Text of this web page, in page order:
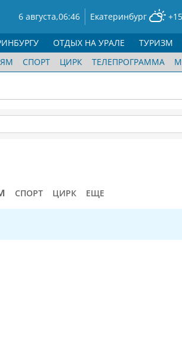
6 августа,06:46 Екатеринбург
СПОРТ ЦИРК ТЕЛЕПРОГРАММА
ОТДЫХ НА УРАЛЕ ТУРИЗМ
СПОРТ ЦИРК ЕЩЕ